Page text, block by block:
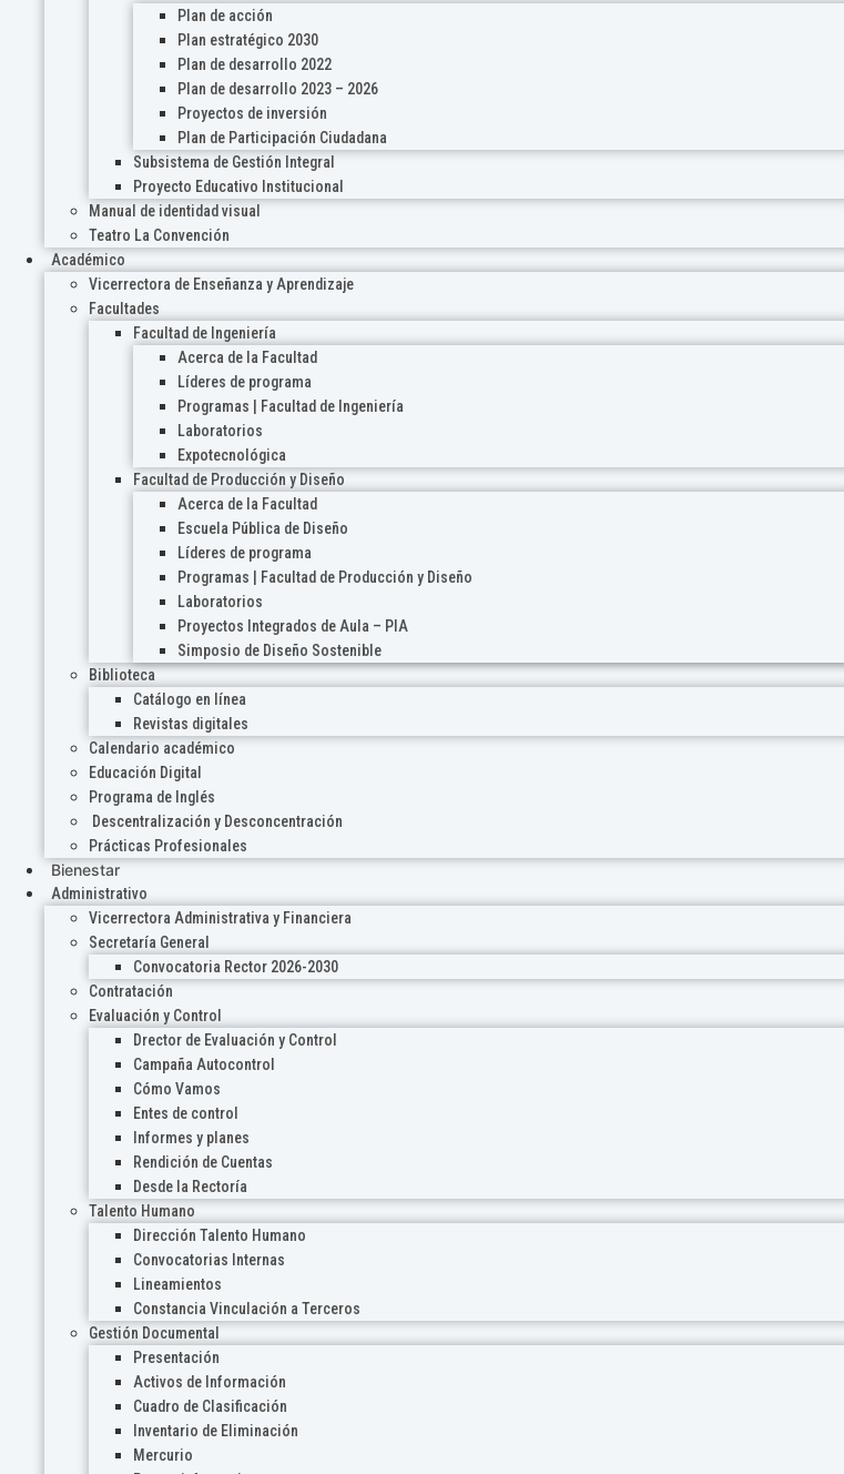
Plan de acción
Plan estratégico 2030
Plan de desarrollo 2022
Plan de desarrollo 2023 – 2026
Proyectos de inversión
Plan de Participación Ciudadana
Subsistema de Gestión Integral
Proyecto Educativo Institucional
Manual de identidad visual
Teatro La Convención
Académico
Vicerrectora de Enseñanza y Aprendizaje
Facultades
Facultad de Ingeniería
Acerca de la Facultad
Líderes de programa
Programas | Facultad de Ingeniería
Laboratorios
Expotecnológica
Facultad de Producción y Diseño
Acerca de la Facultad
Escuela Pública de Diseño
Líderes de programa
Programas | Facultad de Producción y Diseño
Laboratorios
Proyectos Integrados de Aula – PIA
Simposio de Diseño Sostenible
Biblioteca
Catálogo en línea
Revistas digitales
Calendario académico
Educación Digital
Programa de Inglés
Descentralización y Desconcentración
Prácticas Profesionales
Bienestar
Administrativo
Vicerrectora Administrativa y Financiera
Secretaría General
Convocatoria Rector 2026-2030
Contratación
Evaluación y Control
Drector de Evaluación y Control
Campaña Autocontrol
Cómo Vamos
Entes de control
Informes y planes
Rendición de Cuentas
Desde la Rectoría
Talento Humano
Dirección Talento Humano
Convocatorias Internas
Lineamientos
Constancia Vinculación a Terceros
Gestión Documental
Presentación
Activos de Información
Cuadro de Clasificación
Inventario de Eliminación
Mercurio